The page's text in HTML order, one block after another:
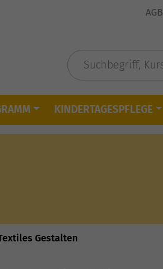
AGB
KINDERTAGESPFLEGE
Gestalten